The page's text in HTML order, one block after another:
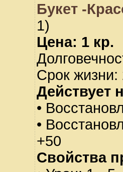
Букет -
1)
Цена: 1 кр.
Срок жизни:
Действует
•
•
+50
Свойства